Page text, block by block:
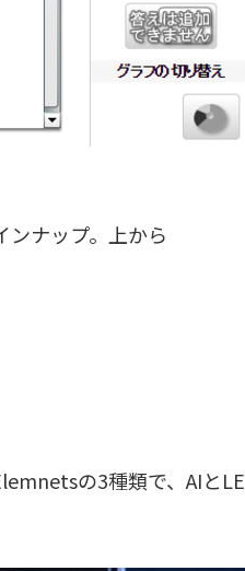
ンナップ。上から
の3種類で、AIとLE